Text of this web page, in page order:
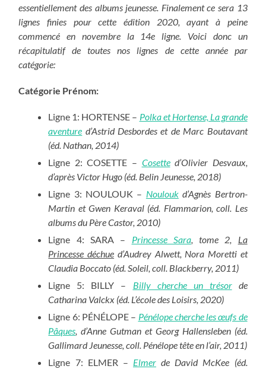
essentiellement des albums jeunesse. Finalement ce sera 13
lignes finies pour cette édition 2020, ayant à peine
commencé en novembre la 14e ligne. Voici donc un
récapitulatif de toutes nos lignes de cette année par
catégorie:
Catégorie Prénom:
Ligne 1: HORTENSE – Polka et Hortense, La grande
aventure d’Astrid Desbordes et de Marc Boutavant
(éd. Nathan, 2014)
Ligne 2: COSETTE – Cosetted’Olivier Desvaux,
d’après Victor Hugo (éd. Belin Jeunesse, 2018)
Ligne 3: NOULOUK – Nouloukd’Agnès Bertron-
Martin et Gwen Keraval (éd. Flammarion, coll. Les
albums du Père Castor, 2010)
Ligne 4: SARA – Princesse Sara, tome 2, La
Princesse déchue d’Audrey Alwett, Nora Moretti et
Claudia Boccato (éd. Soleil, coll. Blackberry, 2011)
Ligne 5: BILLY – Billy cherche un trésorde
Catharina Valckx (éd. L’école des Loisirs, 2020)
Ligne 6: PÉNÉLOPE – Pénélope cherche les œufs de
Pâques, d’Anne Gutman et Georg Hallensleben (éd.
Gallimard Jeunesse, coll. Pénélope tête en l’air, 2011)
Ligne 7: ELMER – Elmer de David McKee (éd.